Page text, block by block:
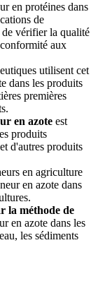
en protéines dans
de
de vérifier la qualité
aux
utilisent cet
dans les produits
premières
en azote est
produits
d'autres produits
en agriculture
en azote dans
la méthode de
en azote dans les
les sédiments